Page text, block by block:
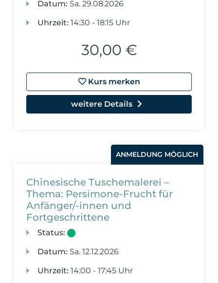
Datum: Sa. 29.08.2026
Uhrzeit: 14:30 - 18:15 Uhr
30,00 €
Kurs merken
weitere Details
ANMELDUNG MÖGLICH
Chinesische Tuschemalerei –
Thema: Persimone-Frucht für
Anfänger/-innen und
Fortgeschrittene
Status:
Datum: Sa. 12.12.2026
Uhrzeit: 14:00 - 17:45 Uhr